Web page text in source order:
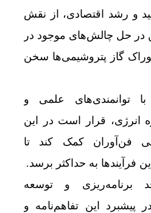
و رشد اقتصادی، از نقش
در حل چالش‌های موجود در
گاز پتروشیمی‌ها سخن
توانمندی‌های علمی و
انرژی، قرار است در این
فن‌آوران کمک کند تا
فرآیندها به حداکثر برسد.
برنامه‌ریزی و توسعه
پیشبرد این تفاهم‌نامه و